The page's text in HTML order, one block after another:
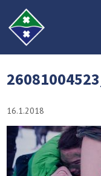
16.1.2018